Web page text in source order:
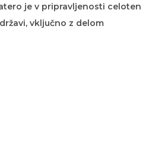
je v pripravljenosti celoten
vključno z delom